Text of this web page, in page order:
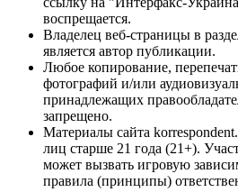
воспрещается.
Владелец веб-страницы в
является автор публикации.
Любое копирование,
фотографий и/или
принадлежащих
запрещено.
Материалы сайта
лиц старше 21 года (21+).
может вызвать игровую
правила (принципы)